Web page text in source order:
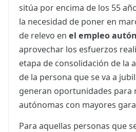
sitúa por encima de los 55
la necesidad de poner en
de relevo en el empleo
aprovechar los esfuerzos
etapa de consolidación de la
de la persona que se va a
generan oportunidades para
autónomas con mayores
Para aquellas personas que